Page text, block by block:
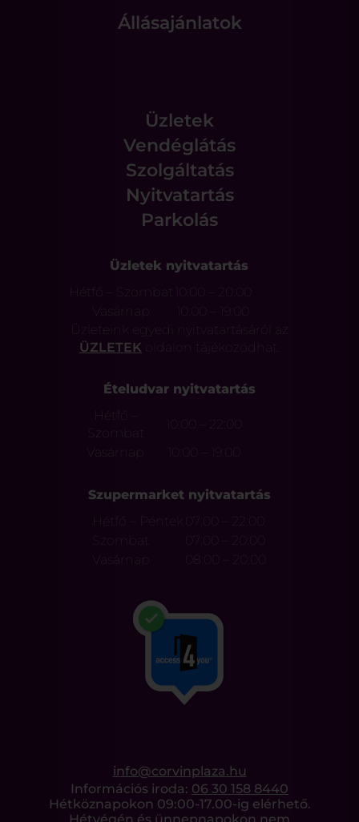
Állásajánlatok
Üzletek
Vendéglátás
Szolgáltatás
Nyitvatartás
Parkolás
Üzletek nyitvatartás
Hétfő – Szombat
10:00 – 20:00
Vasárnap
Üzleteink egyedi nyitvatartásáról az
ÜZLETEK oldalon tájékozódhat.
Ételudvar nyitvatartás
Hétfő –
Szombat
10:00 – 22:00
Vasárnap
Szupermarket nyitvatartás
Hétfő – Péntek
07:00 – 22:00
Szombat
07:00 – 20:00
Vasárnap
08:00 – 20:00
info@corvinplaza.hu
Információs iroda: 06 30 158 8440
Hétköznapokon 09:00-17.00-ig elérhető.